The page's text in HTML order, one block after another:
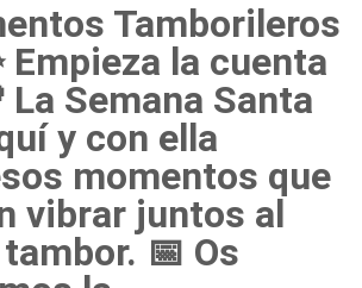
Tamborileros
Empieza la cuenta
Semana Santa
y con ella
momentos que
vibrar juntos al
📅 Os